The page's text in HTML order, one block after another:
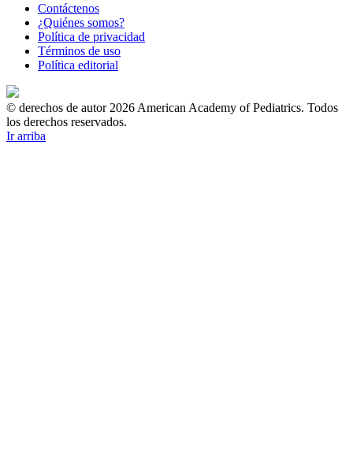
Contáctenos
¿Quiénes somos?
Política de privacidad
Términos de uso
Política editorial
© derechos de autor 2026 American Academy of Pediatrics. Todos
los derechos reservados.
Ir arriba